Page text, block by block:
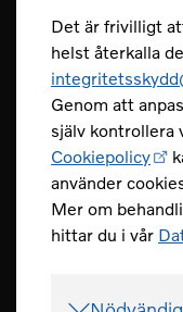
Tel 031-83 89 80
Spärra ditt kort
Skydda dig mot
CarPay - en del av
© Ziklo Bank AB
Det är frivilligt
helst återkalla
Genom att
själv kontrollera
Cookiepolicy
använder
Mer om
hittar du i vår